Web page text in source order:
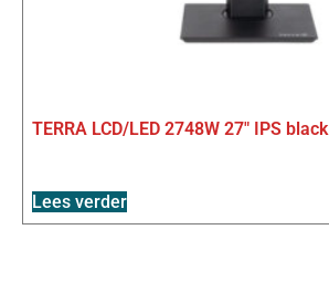
TERRA LCD/LED 2748W 27″ IPS black
Lees verder